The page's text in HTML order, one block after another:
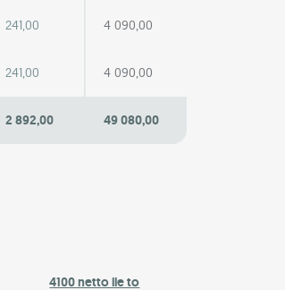
241,00 4 090,00
241,00 4 090,00
2 892,00 49 080,00
4100 netto ile to